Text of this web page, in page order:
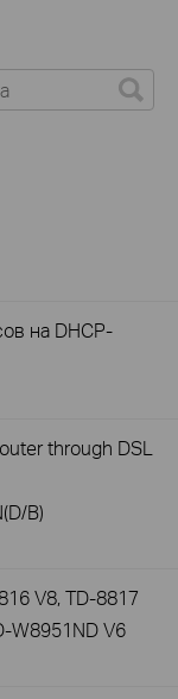
на DHCP-
through DSL
B)
V8, TD-8817
W8951ND V6